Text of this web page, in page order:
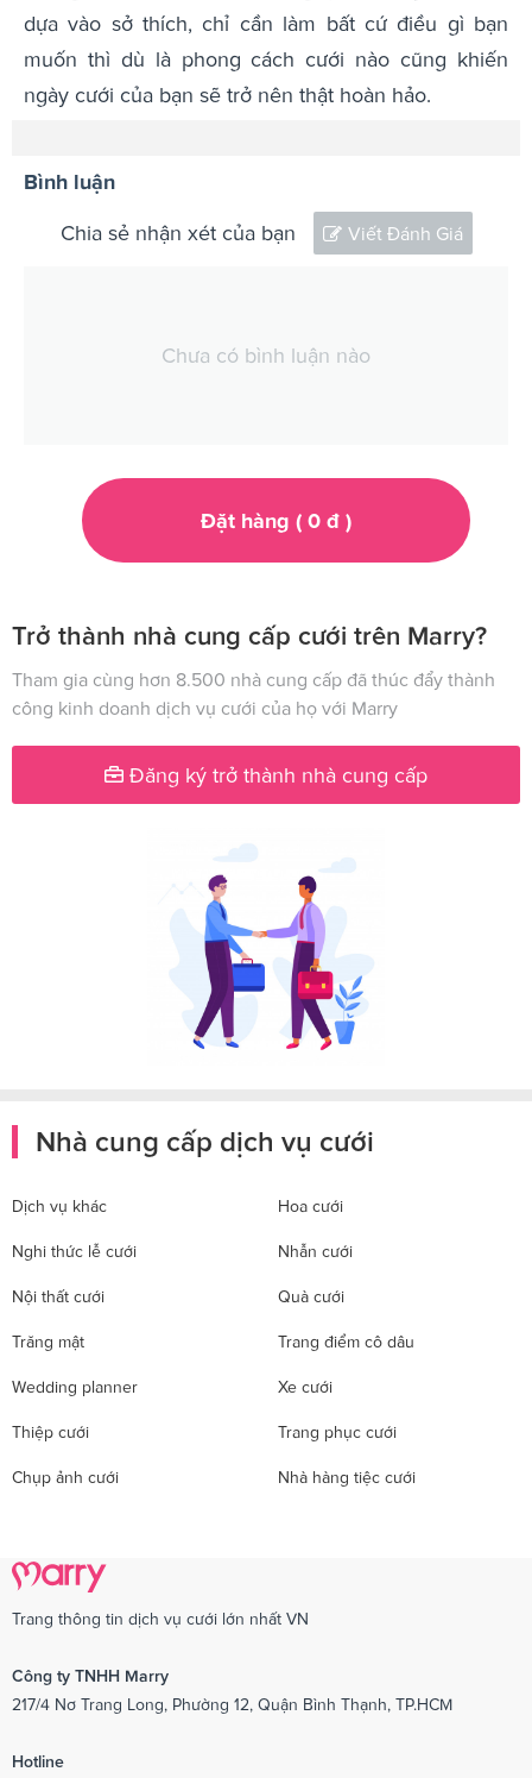
dựa vào sở thích, chỉ cần làm bất cứ điều gì bạn
muốn thì dù là phong cách cưới nào cũng khiến
ngày cưới của bạn sẽ trở nên thật hoàn hảo.
Bình luận
Chia sẻ nhận xét của bạn Viết Đánh Giá
Chưa có bình luận nào
Đặt hàng ( 0đ )
Trở thành nhà cung cấp cưới trên Marry?
Tham gia cùng hơn 8.500 nhà cung cấp đã thúc đẩy thành
công kinh doanh dịch vụ cưới của họ với Marry
Đăng ký trở thành nhà cung cấp
Nhà cung cấp dịch vụ cưới
Dịch vụ khác Hoa cưới
Nghi thức lễ cưới Nhẫn cưới
Nội thất cưới Quà cưới
Trăng mật Trang điểm cô dâu
Wedding planner Xe cưới
Thiệp cưới Trang phục cưới
Chụp ảnh cưới Nhà hàng tiệc cưới
Trang thông tin dịch vụ cưới lớn nhất VN
Công ty TNHH Marry
217/4 Nơ Trang Long, Phường 12, Quận Bình Thạnh, TP.HCM
Hotline